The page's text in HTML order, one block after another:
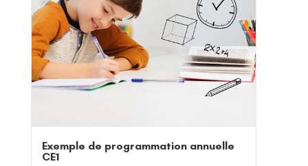
Exemple de programmation annuelle
CE1